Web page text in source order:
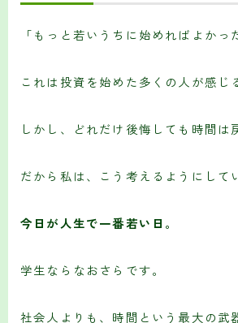
「もっと若いうちに始めればよかっ
これは投資を始めた多くの人が感じ
しかし、どれだけ後悔しても時間は
だから私は、こう考えるようにして
今日が人生で一番若い日。
学生ならなおさらです。
社会人よりも、時間という最大の武